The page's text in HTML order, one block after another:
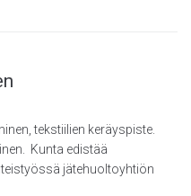
tekstiilien keräyspiste.
Kunta edistää
jätehuoltoyhtiön